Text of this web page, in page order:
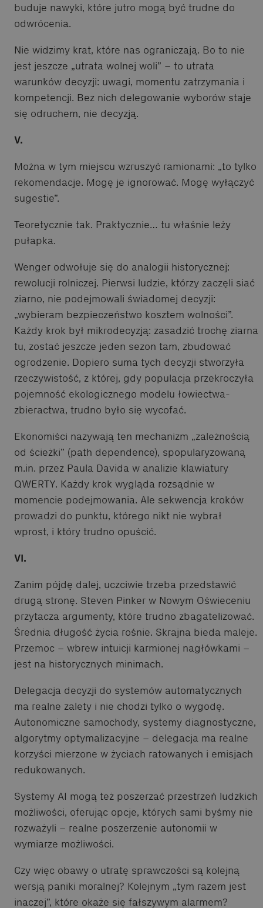
buduje nawyki, które jutro mogą być trudne do
odwrócenia.
Nie widzimy krat, które nas ograniczają. Bo to nie
jest jeszcze „utrata wolnej woli” – to utrata
warunków decyzji: uwagi, momentu zatrzymania i
kompetencji. Bez nich delegowanie wyborów staje
się odruchem, nie decyzją.
V.
Można w tym miejscu wzruszyć ramionami: „to tylko
rekomendacje. Mogę je ignorować. Mogę wyłączyć
sugestie”.
Teoretycznie tak. Praktycznie… tu właśnie leży
pułapka.
Wenger odwołuje się do analogii historycznej:
rewolucji rolniczej. Pierwsi ludzie, którzy zaczęli siać
ziarno, nie podejmowali świadomej decyzji:
„wybieram bezpieczeństwo kosztem wolności”.
Każdy krok był mikrodecyzją: zasadzić trochę ziarna
tu, zostać jeszcze jeden sezon tam, zbudować
ogrodzenie. Dopiero suma tych decyzji stworzyła
rzeczywistość, z której, gdy populacja przekroczyła
pojemność ekologicznego modelu łowiectwa-
zbieractwa, trudno było się wycofać.
Ekonomiści nazywają ten mechanizm „zależnością
od ścieżki” (path dependence), spopularyzowaną
m.in. przez Paula Davida w analizie klawiatury
QWERTY. Każdy krok wygląda rozsądnie w
momencie podejmowania. Ale sekwencja kroków
prowadzi do punktu, którego nikt nie wybrał
wprost, i który trudno opuścić.
VI.
Zanim pójdę dalej, uczciwie trzeba przedstawić
drugą stronę. Steven Pinker w Nowym Oświeceniu
przytacza argumenty, które trudno zbagatelizować.
Średnia długość życia rośnie. Skrajna bieda maleje.
Przemoc – wbrew intuicji karmionej nagłówkami –
jest na historycznych minimach.
Delegacja decyzji do systemów automatycznych
ma realne zalety i nie chodzi tylko o wygodę.
Autonomiczne samochody, systemy diagnostyczne,
algorytmy optymalizacyjne – delegacja ma realne
korzyści mierzone w życiach ratowanych i emisjach
redukowanych.
Systemy AI mogą też poszerzać przestrzeń ludzkich
możliwości, oferując opcje, których sami byśmy nie
rozważyli – realne poszerzenie autonomii w
wymiarze możliwości.
Czy więc obawy o utratę sprawczości są kolejną
wersją paniki moralnej? Kolejnym „tym razem jest
inaczej”, które okaże się fałszywym alarmem?